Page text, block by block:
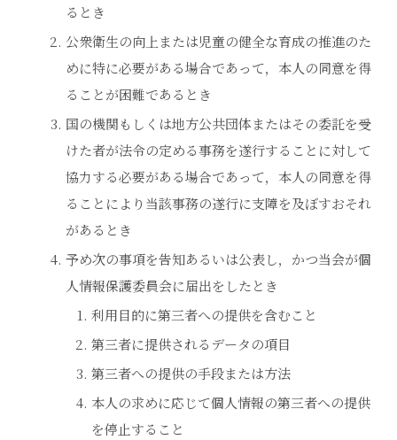
るとき
公衆衛生の向上または児童の健全な育成の推進のた
めに特に必要がある場合であって，本人の同意を得
ることが困難であるとき
国の機関もしくは地方公共団体またはその委託を受
けた者が法令の定める事務を遂行することに対して
協力する必要がある場合であって，本人の同意を得
ることにより当該事務の遂行に支障を及ぼすおそれ
があるとき
予め次の事項を告知あるいは公表し，かつ当会が個
人情報保護委員会に届出をしたとき
利用目的に第三者への提供を含むこと
第三者に提供されるデータの項目
第三者への提供の手段または方法
本人の求めに応じて個人情報の第三者への提供
を停止すること